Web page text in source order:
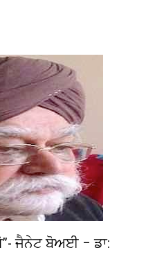
ਜੈਨੇਟ ਬੋਅਈ – ਡਾ: